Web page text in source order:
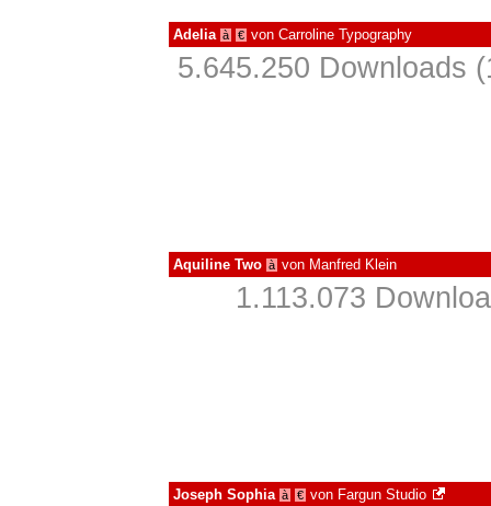
Adelia à € von Carroline Typography
5.645.250 Downloads
Aquiline Two à von Manfred Klein
1.113.073
Joseph Sophia à € von Fargun Studio